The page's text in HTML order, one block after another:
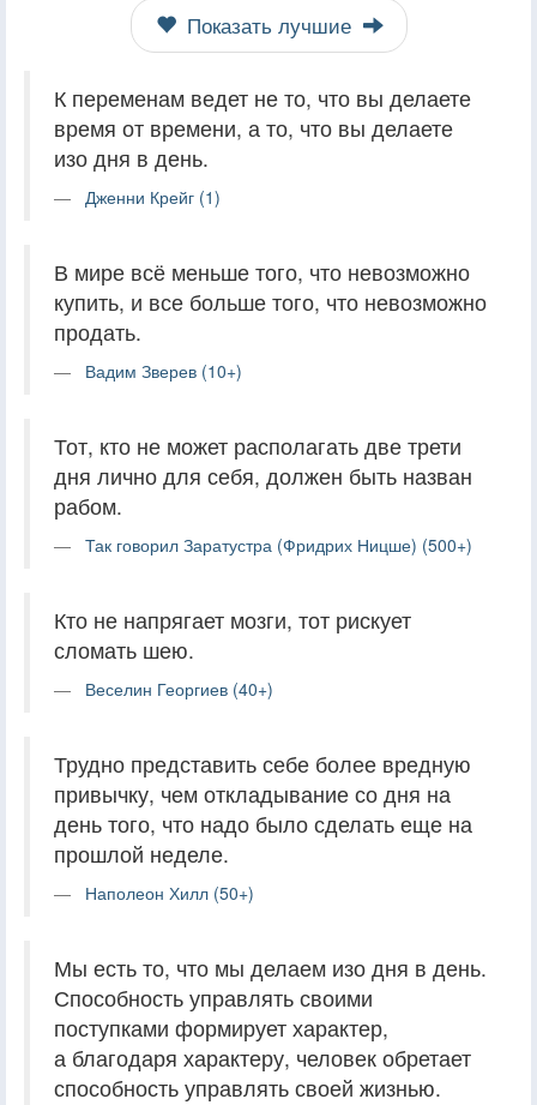
Показать лучшие
К переменам ведет не то, что вы делаете
время от времени, а то, что вы делаете
изо дня в день.
Дженни Крейг (1)
В мире всё меньше того, что невозможно
купить, и все больше того, что невозможно
продать.
Вадим Зверев (10+)
Тот, кто не может располагать две трети
дня лично для себя, должен быть назван
рабом.
Так говорил Заратустра (Фридрих Ницше) (500+)
Кто не напрягает мозги, тот рискует
сломать шею.
Веселин Георгиев (40+)
Трудно представить себе более вредную
привычку, чем откладывание со дня на
день того, что надо было сделать еще на
прошлой неделе.
Наполеон Хилл (50+)
Мы есть то, что мы делаем изо дня в день.
Способность управлять своими
поступками формирует характер,
а благодаря характеру, человек обретает
способность управлять своей жизнью.